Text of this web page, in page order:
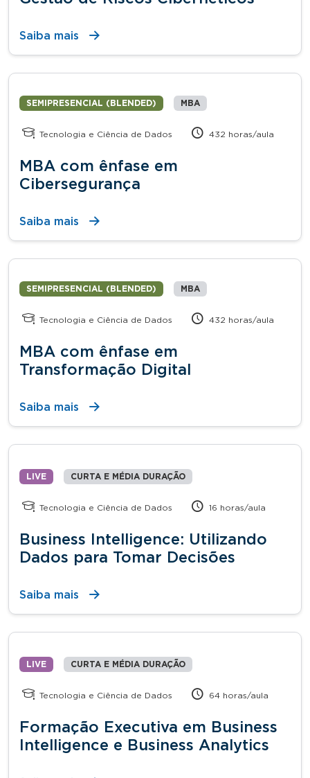
Saiba mais
SEMIPRESENCIAL (BLENDED) MBA
Tecnologia e Ciência de Dados 432 horas/aula
MBA com ênfase em
Cibersegurança
Saiba mais
SEMIPRESENCIAL (BLENDED) MBA
Tecnologia e Ciência de Dados 432 horas/aula
MBA com ênfase em
Transformação Digital
Saiba mais
LIVE CURTA E MÉDIA DURAÇÃO
Tecnologia e Ciência de Dados 16 horas/aula
Business Intelligence: Utilizando
Dados para Tomar Decisões
Saiba mais
LIVE CURTA E MÉDIA DURAÇÃO
Tecnologia e Ciência de Dados 64 horas/aula
Formação Executiva em Business
Intelligence e Business Analytics